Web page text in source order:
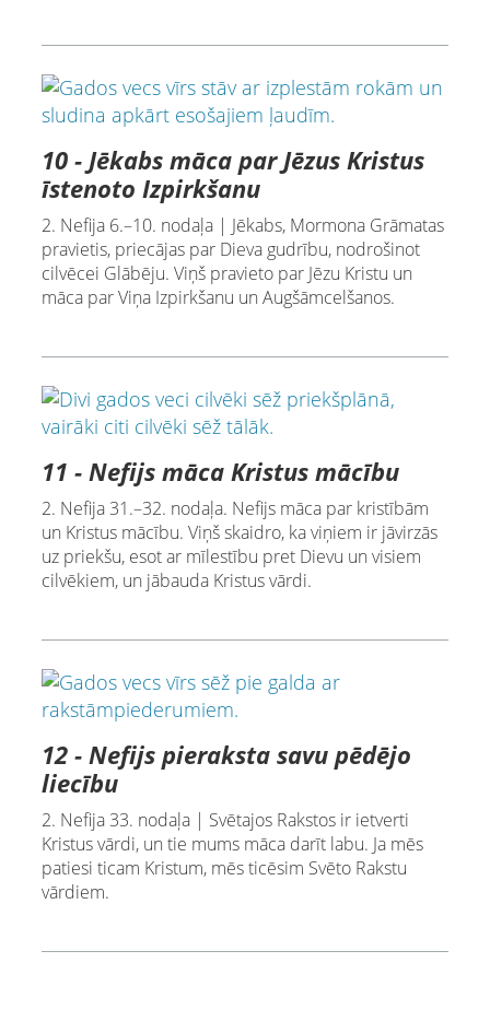
10 - Jēkabs māca par Jēzus Kristus
īstenoto Izpirkšanu
2. Nefija 6.–10. nodaļa | Jēkabs, Mormona Grāmatas
pravietis, priecājas par Dieva gudrību, nodrošinot
cilvēcei Glābēju. Viņš pravieto par Jēzu Kristu un
māca par Viņa Izpirkšanu un Augšāmcelšanos.
11 - Nefijs māca Kristus mācību
2. Nefija 31.–32. nodaļa. Nefijs māca par kristībām
un Kristus mācību. Viņš skaidro, ka viņiem ir jāvirzās
uz priekšu, esot ar mīlestību pret Dievu un visiem
cilvēkiem, un jābauda Kristus vārdi.
12 - Nefijs pieraksta savu pēdējo
liecību
2. Nefija 33. nodaļa | Svētajos Rakstos ir ietverti
Kristus vārdi, un tie mums māca darīt labu. Ja mēs
patiesi ticam Kristum, mēs ticēsim Svēto Rakstu
vārdiem.